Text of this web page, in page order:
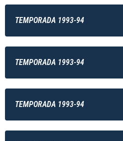
TEMPORADA 1993-94
TEMPORADA 1993-94
TEMPORADA 1993-94